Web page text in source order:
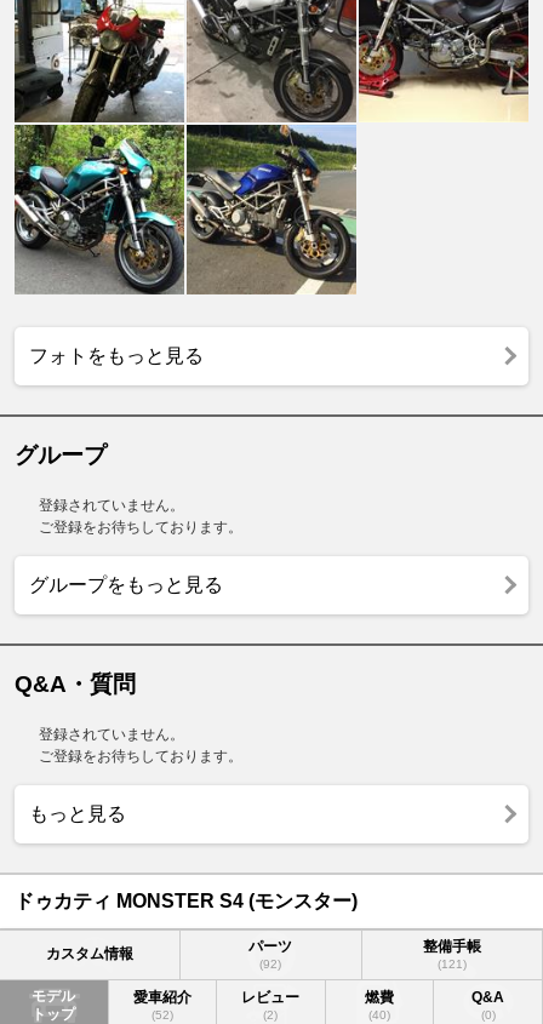
フォトをもっと見る
グループ
登録されていません。
ご登録をお待ちしております。
グループをもっと見る
Q&A・質問
登録されていません。
ご登録をお待ちしております。
もっと見る
ドゥカティ MONSTER S4 (モンスター)
カスタム情報 パーツ
(92)
整備手帳
(121)
モデル
トップ
愛車紹介
(52)
レビュー
(2)
燃費
(40)
Q&A
(0)